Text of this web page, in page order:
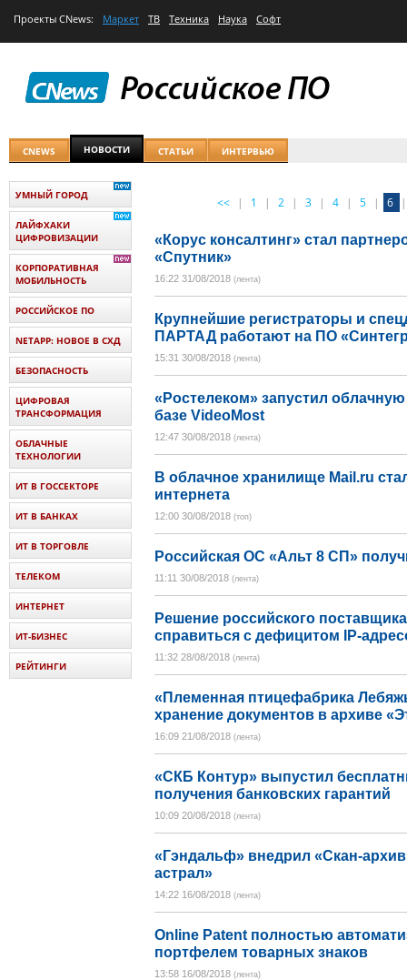
Проекты CNews: Маркет ТВ Техника Наука Софт
CNEWS НОВОСТИ СТАТЬИ ИНТЕРВЬЮ
<< | 1 | 2 | 3 | 4 | 5 | 6 |
«Корус консалтинг» стал
«Спутник»
16:22 31/08/2018 (лента)
Крупнейшие регистраторы и
ПАРТАД работают на ПО
15:31 30/08/2018 (лента)
«Ростелеком» запустил
базе VideoMost
12:47 30/08/2018 (лента)
В облачное хранилище Mail.ru
интернета
12:00 30/08/2018 (топ)
Российская ОС «Альт 8 СП»
11:11 30/08/2018 (лента)
Решение российского
справиться с дефицитом IP-
11:32 28/08/2018 (лента)
«Племенная птицефабрика
хранение документов в архиве
16:09 21/08/2018 (лента)
«СКБ Контур» выпустил
получения банковских гарантий
10:09 20/08/2018 (лента)
«Гэндальф» внедрил «Скан-
астрал»
14:22 16/08/2018 (лента)
Online Patent полностью
портфелем товарных знаков
13:58 16/08/2018 (лента)
УМНЫЙ ГОРОД
ЛАЙФХАКИ
ЦИФРОВИЗАЦИИ
КОРПОРАТИВНАЯ
МОБИЛЬНОСТЬ
РОССИЙСКОЕ ПО
NETAPP: НОВОЕ В СХД
БЕЗОПАСНОСТЬ
ЦИФРОВАЯ
ТРАНСФОРМАЦИЯ
ОБЛАЧНЫЕ
ТЕХНОЛОГИИ
ИТ В ГОССЕКТОРЕ
ИТ В БАНКАХ
ИТ В ТОРГОВЛЕ
ТЕЛЕКОМ
ИНТЕРНЕТ
ИТ-БИЗНЕС
РЕЙТИНГИ